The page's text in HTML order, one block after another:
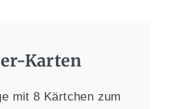
Karten
mit 8 Kärtchen zum